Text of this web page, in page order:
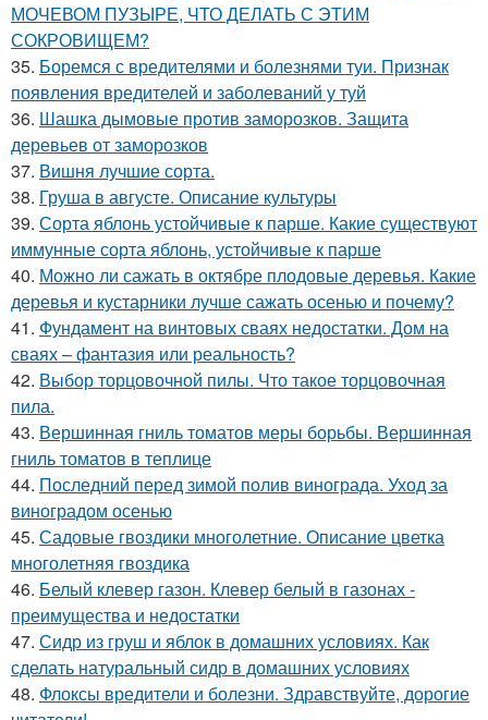
МОЧЕВОМ ПУЗЫРЕ, ЧТО ДЕЛАТЬ С ЭТИМ
СОКРОВИЩЕМ?
35. Боремся с вредителями и болезнями туи. Признак
появления вредителей и заболеваний у туй
36. Шашка дымовые против заморозков. Защита
деревьев от заморозков
37. Вишня лучшие сорта.
38. Груша в августе. Описание культуры
39. Сорта яблонь устойчивые к парше. Какие существуют
иммунные сорта яблонь, устойчивые к парше
40. Можно ли сажать в октябре плодовые деревья. Какие
деревья и кустарники лучше сажать осенью и почему?
41. Фундамент на винтовых сваях недостатки. Дом на
сваях – фантазия или реальность?
42. Выбор торцовочной пилы. Что такое торцовочная
пила.
43. Вершинная гниль томатов меры борьбы. Вершинная
гниль томатов в теплице
44. Последний перед зимой полив винограда. Уход за
виноградом осенью
45. Садовые гвоздики многолетние. Описание цветка
многолетняя гвоздика
46. Белый клевер газон. Клевер белый в газонах -
преимущества и недостатки
47. Сидр из груш и яблок в домашних условиях. Как
сделать натуральный сидр в домашних условиях
48. Флоксы вредители и болезни. Здравствуйте, дорогие